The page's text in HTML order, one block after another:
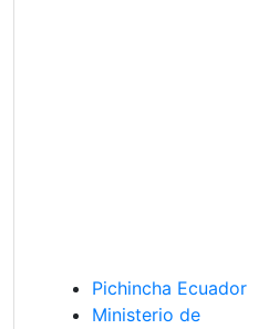
Pichincha Ecuador
Ministerio de